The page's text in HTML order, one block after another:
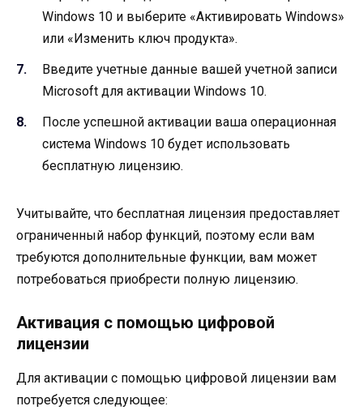
Windows 10 и выберите «Активировать Windows»
или «Изменить ключ продукта».
Введите учетные данные вашей учетной записи
Microsoft для активации Windows 10.
После успешной активации ваша операционная
система Windows 10 будет использовать
бесплатную лицензию.
Учитывайте, что бесплатная лицензия предоставляет
ограниченный набор функций, поэтому если вам
требуются дополнительные функции, вам может
потребоваться приобрести полную лицензию.
Активация с помощью цифровой
лицензии
Для активации с помощью цифровой лицензии вам
потребуется следующее: